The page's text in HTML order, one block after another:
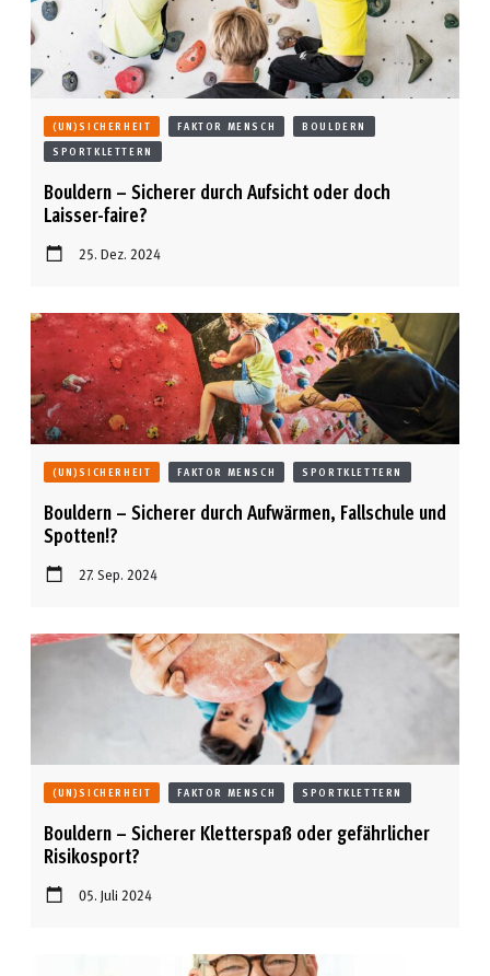
(UN)SICHERHEIT FAKTOR MENSCH
BOULDERN
SPORTKLETTERN
Bouldern – Sicherer durch Aufsicht oder doch
Laisser-faire?
25. Dez. 2024
(UN)SICHERHEIT FAKTOR MENSCH SPORTKLETTERN
Bouldern – Sicherer durch Aufwärmen, Fallschule und
Spotten!?
27. Sep. 2024
(UN)SICHERHEIT FAKTOR MENSCH SPORTKLETTERN
Bouldern – Sicherer Kletterspaß oder gefährlicher
Risikosport?
05. Juli 2024